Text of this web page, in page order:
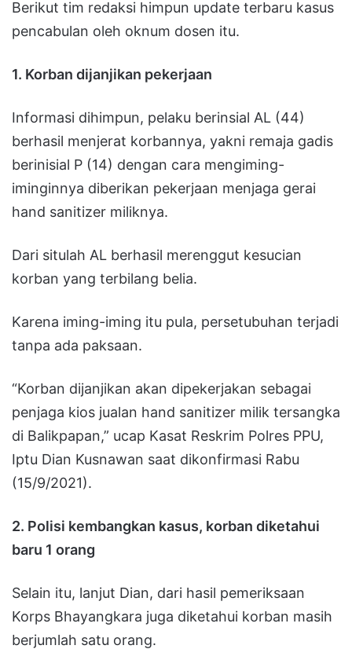
Berikut tim redaksi himpun update terbaru kasus
pencabulan oleh oknum dosen itu.
1. Korban dijanjikan pekerjaan
Informasi dihimpun, pelaku berinsial AL (44)
berhasil menjerat korbannya, yakni remaja gadis
berinisial P (14) dengan cara mengiming-
iminginnya diberikan pekerjaan menjaga gerai
hand sanitizer miliknya.
Dari situlah AL berhasil merenggut kesucian
korban yang terbilang belia.
Karena iming-iming itu pula, persetubuhan terjadi
tanpa ada paksaan.
“Korban dijanjikan akan dipekerjakan sebagai
penjaga kios jualan hand sanitizer milik tersangka
di Balikpapan,” ucap Kasat Reskrim Polres PPU,
Iptu Dian Kusnawan saat dikonfirmasi Rabu
(15/9/2021).
2. Polisi kembangkan kasus, korban diketahui
baru 1 orang
Selain itu, lanjut Dian, dari hasil pemeriksaan
Korps Bhayangkara juga diketahui korban masih
berjumlah satu orang.